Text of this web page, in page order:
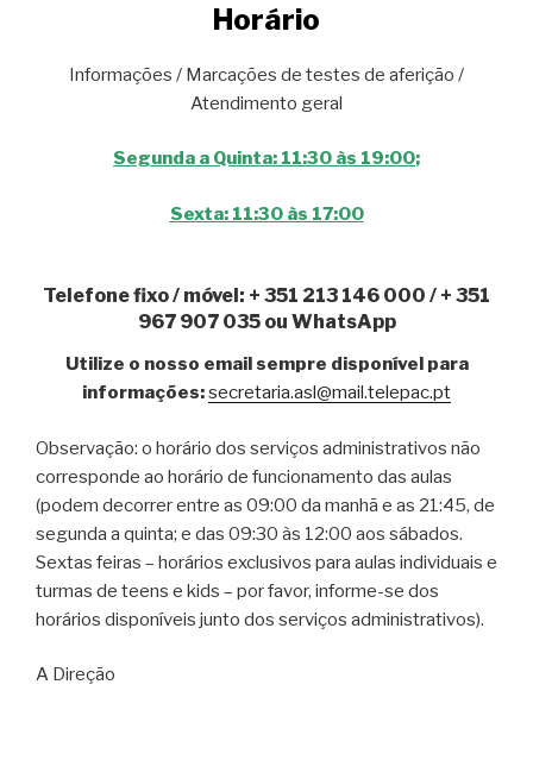
Horário
Informações / Marcações de testes de aferição /
Atendimento geral
Segunda a Quinta: 11:30 às 19:00;
Sexta: 11:30 às 17:00
Telefone fixo / móvel: + 351 213 146 000 / + 351
967 907 035 ou WhatsApp
Utilize o nosso email sempre disponível para
informações:secretaria.asl@mail.telepac.pt
Observação: o horário dos serviços administrativos não
corresponde ao horário de funcionamento das aulas
(podem decorrer entre as 09:00 da manhã e as 21:45, de
segunda a quinta; e das 09:30 às 12:00 aos sábados.
Sextas feiras – horários exclusivos para aulas individuais e
turmas de teens e kids – por favor, informe-se dos
horários disponíveis junto dos serviços administrativos).
A Direção